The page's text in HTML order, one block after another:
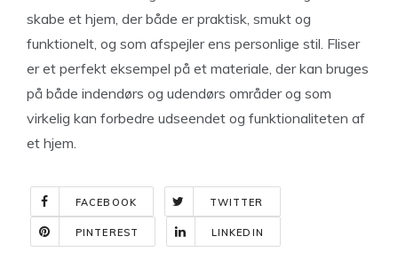
skabe et hjem, der både er praktisk, smukt og
funktionelt, og som afspejler ens personlige stil. Fliser
er et perfekt eksempel på et materiale, der kan bruges
på både indendørs og udendørs områder og som
virkelig kan forbedre udseendet og funktionaliteten af
et hjem.
FACEBOOK TWITTER
PINTEREST LINKEDIN